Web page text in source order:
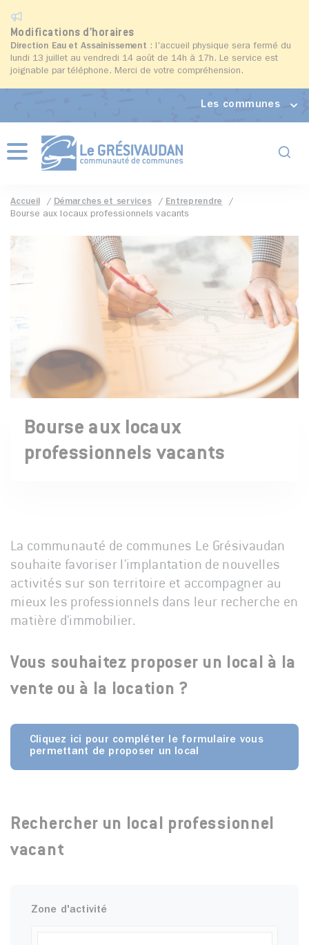
Modifications d'horaires
Direction Eau et Assainissement : l'accueil physique sera fermé du
lundi 13 juillet au vendredi 14 août de 14h à 17h. Le service est
joignable par téléphone. Merci de votre compréhension.
Les communes
Menu
Accueil Démarches et services
Entreprendre
Bourse aux locaux professionnels vacants
Bourse aux locaux
professionnels vacants
La communauté de communes Le Grésivaudan
souhaite favoriser l'implantation de nouvelles
activités sur son territoire et accompagner au
mieux les professionnels dans leur recherche en
matière d'immobilier.
Vous souhaitez proposer un local à la
vente ou à la location ?
Cliquez ici pour compléter le formulaire vous
permettant de proposer un local
Rechercher un local professionnel
vacant
Zone d'activité